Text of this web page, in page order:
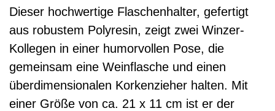
Dieser hochwertige Flaschenhalter, gefertigt
aus robustem Polyresin, zeigt zwei Winzer-
Kollegen in einer humorvollen Pose, die
gemeinsam eine Weinflasche und einen
überdimensionalen Korkenzieher halten. Mit
einer Größe von ca. 21 x 11 cm ist er der